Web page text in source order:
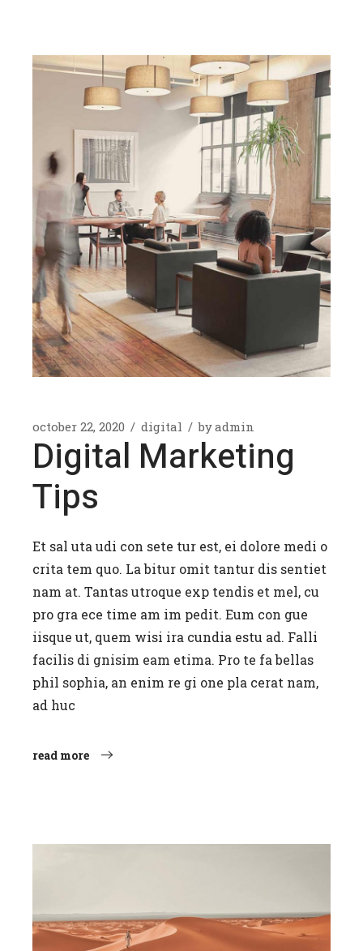
october 22, 2020 digital byadmin
Digital Marketing
Tips
Et sal uta udi con sete tur est, ei dolore medi o
crita tem quo. La bitur omit tantur dis sentiet
nam at. Tantas utroque exp tendis et mel, cu
pro gra ece time am im pedit. Eum con gue
iisque ut, quem wisi ira cundia estu ad. Falli
facilis di gnisim eam etima. Pro te fa bellas
phil sophia, an enim re gi one pla cerat nam,
ad huc
read more